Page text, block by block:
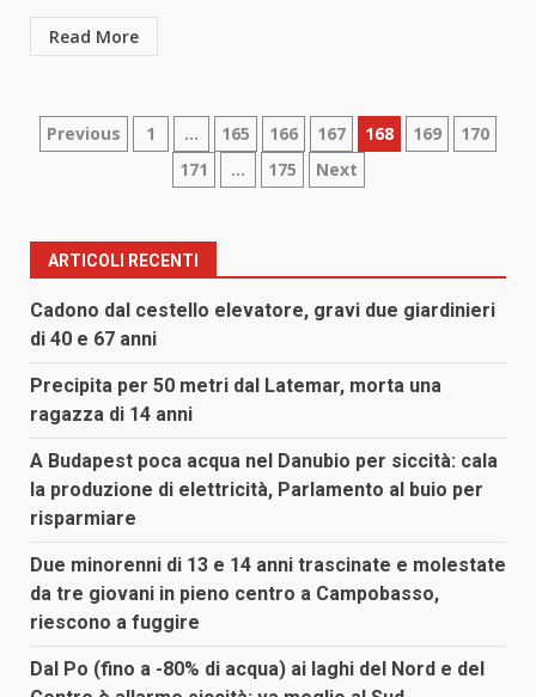
Read More
Paginazione
articoli
Previous 1 … 165 166 167 168 169
170
171
… 175 Next
ARTICOLI RECENTI
Cadono dal cestello elevatore, gravi due giardinieri
di 40 e 67 anni
Precipita per 50 metri dal Latemar, morta una
ragazza di 14 anni
A Budapest poca acqua nel Danubio per siccità: cala
la produzione di elettricità, Parlamento al buio per
risparmiare
Due minorenni di 13 e 14 anni trascinate e molestate
da tre giovani in pieno centro a Campobasso,
riescono a fuggire
Dal Po (fino a -80% di acqua) ai laghi del Nord e del